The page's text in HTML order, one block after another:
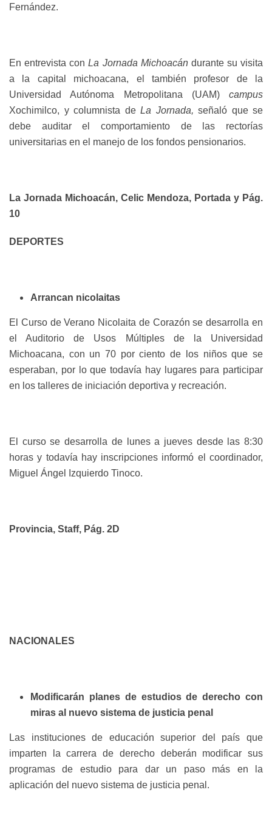
Fernández.
En entrevista conLa Jornada Michoacándurante su visita
a la capital michoacana, el también profesor de la
Universidad Autónoma Metropolitana (UAM) campus
Xochimilco, y columnista de La Jornada, señaló que se
debe auditar el comportamiento de las rectorías
universitarias en el manejo de los fondos pensionarios.
La Jornada Michoacán, Celic Mendoza, Portada y Pág.
10
DEPORTES
Arrancan nicolaitas
El Curso de Verano Nicolaita de Corazón se desarrolla en
el Auditorio de Usos Múltiples de la Universidad
Michoacana, con un 70 por ciento de los niños que se
esperaban, por lo que todavía hay lugares para participar
en los talleres de iniciación deportiva y recreación.
El curso se desarrolla de lunes a jueves desde las 8:30
horas y todavía hay inscripciones informó el coordinador,
Miguel Ángel Izquierdo Tinoco.
Provincia, Staff, Pág. 2D
NACIONALES
Modificarán planes de estudios de derecho con
miras al nuevo sistema de justicia penal
Las instituciones de educación superior del país que
imparten la carrera de derecho deberán modificar sus
programas de estudio para dar un paso más en la
aplicación del nuevo sistema de justicia penal.